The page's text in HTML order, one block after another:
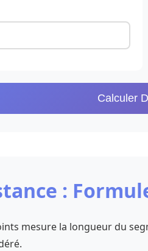
Calculer
:
mesure la longueur du